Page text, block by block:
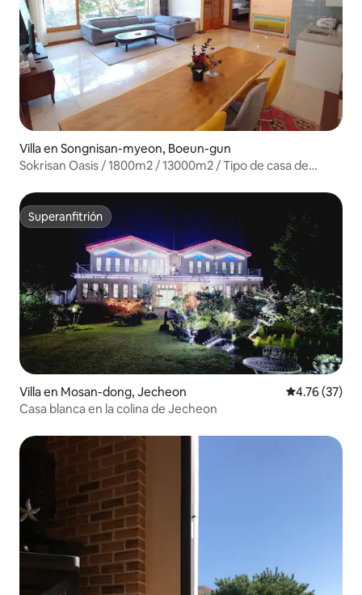
Villa en Songnisan-myeon, Boeun-gun
Sokrisan Oasis / 1800m2 / 13000m2 / Tipo de casa de
en familia / Evento
Superanfitrión
Superanfitrión
Villa en Mosan-dong, Jecheon Calificación
4.76 (37)
Casa blanca en la colina de Jecheon